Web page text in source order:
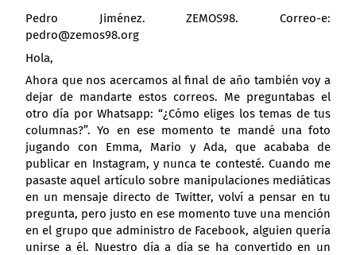
Pedro Jiménez. ZEMOS98. Correo-e:
pedro@zemos98.org
Hola,
Ahora que nos acercamos al final de año también voy a
dejar de mandarte estos correos. Me preguntabas el
otro día por Whatsapp: “¿Cómo eliges los temas de tus
columnas?”. Yo en ese momento te mandé una foto
jugando con Emma, Mario y Ada, que acababa de
publicar en Instagram, y nunca te contesté. Cuando me
pasaste aquel artículo sobre manipulaciones mediáticas
en un mensaje directo de Twitter, volví a pensar en tu
pregunta, pero justo en ese momento tuve una mención
en el grupo que administro de Facebook, alguien quería
unirse a él. Nuestro día a día se ha convertido en un